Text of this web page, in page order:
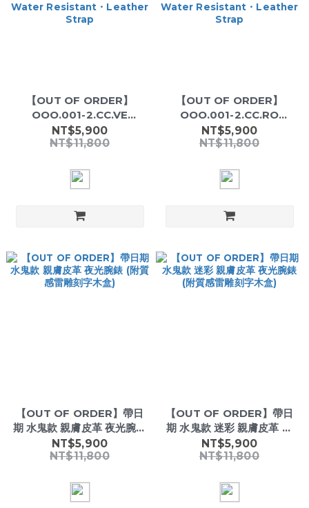
【OUT OF ORDER】
OOO.001-2.CC.VE
Italian Diver Watch｜
Luminous Markers・
Unidirectional Bezel・
100M Water
Strap
NT$5,900
NT$11,800
【OUT OF ORDER】
OOO.001-2.CC.RO
Italian Diver Watch｜
Luminous Markers・
Unidirectional Bezel・
100M Water
Strap
NT$5,900
NT$11,800
【OUT OF ORDER】帶日
期 水鬼款 親膚皮革 夜光腕錶
(附質感雷雕刻字木盒)
NT$5,900
NT$11,800
【OUT OF ORDER】帶日
期 水鬼款 迷彩 親膚皮革 夜
光腕錶 (附質感雷雕刻字木
盒)
NT$5,900
NT$11,800